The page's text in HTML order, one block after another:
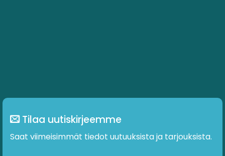
Tilaa uutiskirjeemme
Saat viimeisimmät tiedot uutuuksista ja tarjouksista.